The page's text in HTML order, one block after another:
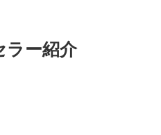
ラー紹介